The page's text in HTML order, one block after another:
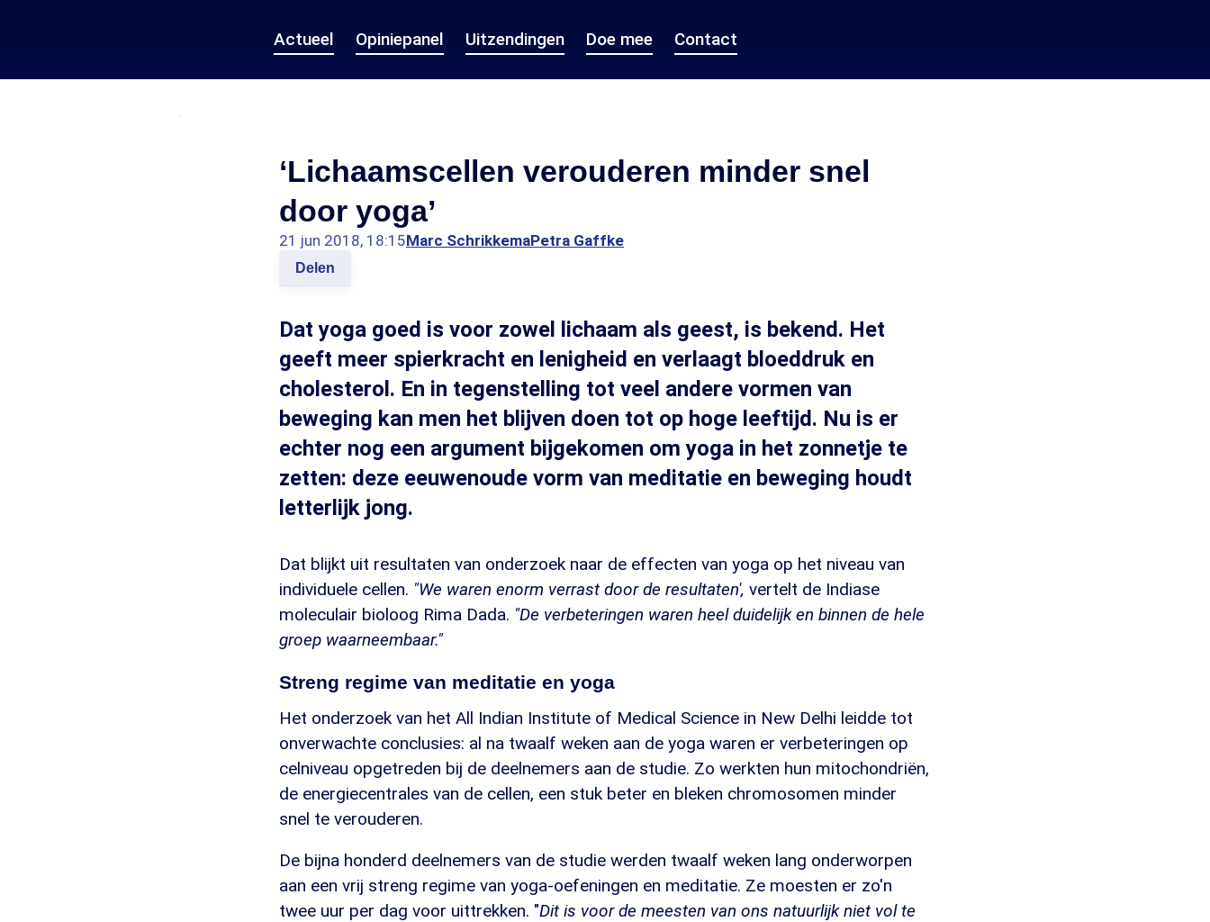
Actueel Opiniepanel Uitzendingen Doe mee Contact
‘Lichaamscellen verouderen minder snel
door yoga’
21 jun 2018, 18:15Marc SchrikkemaPetra Gaffke
Delen
Dat yoga goed is voor zowel lichaam als geest, is bekend. Het
geeft meer spierkracht en lenigheid en verlaagt bloeddruk en
cholesterol. En in tegenstelling tot veel andere vormen van
beweging kan men het blijven doen tot op hoge leeftijd. Nu is er
echter nog een argument bijgekomen om yoga in het zonnetje te
zetten: deze eeuwenoude vorm van meditatie en beweging houdt
letterlijk jong.
Dat blijkt uit resultaten van onderzoek naar de effecten van yoga op het niveau van
individuele cellen. "We waren enorm verrast door de resultaten', vertelt de Indiase
moleculair bioloog Rima Dada. "De verbeteringen waren heel duidelijk en binnen de hele
groep waarneembaar."
Streng regime van meditatie en yoga
Het onderzoek van het All Indian Institute of Medical Science in New Delhi leidde tot
onverwachte conclusies: al na twaalf weken aan de yoga waren er verbeteringen op
celniveau opgetreden bij de deelnemers aan de studie. Zo werkten hun mitochondriën,
de energiecentrales van de cellen, een stuk beter en bleken chromosomen minder
snel te verouderen.
De bijna honderd deelnemers van de studie werden twaalf weken lang onderworpen
aan een vrij streng regime van yoga-oefeningen en meditatie. Ze moesten er zo'n
twee uur per dag voor uittrekken. "Dit is voor de meesten van ons natuurlijk niet vol te